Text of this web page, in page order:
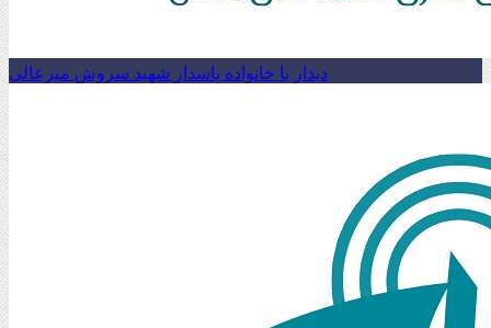
دیدار با خانواده پاسدار شهید سروش میرعالی